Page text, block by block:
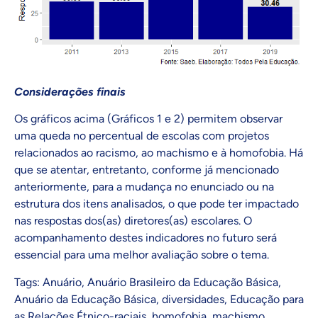
Considerações finais
Os gráficos acima (Gráficos 1 e 2) permitem observar
uma queda no percentual de escolas com projetos
relacionados ao racismo, ao machismo e à homofobia. Há
que se atentar, entretanto, conforme já mencionado
anteriormente, para a mudança no enunciado ou na
estrutura dos itens analisados, o que pode ter impactado
nas respostas dos(as) diretores(as) escolares. O
acompanhamento destes indicadores no futuro será
essencial para uma melhor avaliação sobre o tema.
Tags: Anuário, Anuário Brasileiro da Educação Básica,
Anuário da Educação Básica, diversidades, Educação para